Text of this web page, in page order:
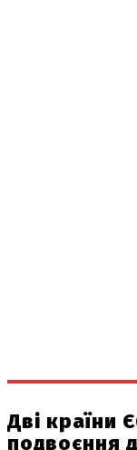
Дві країни
подвоєння